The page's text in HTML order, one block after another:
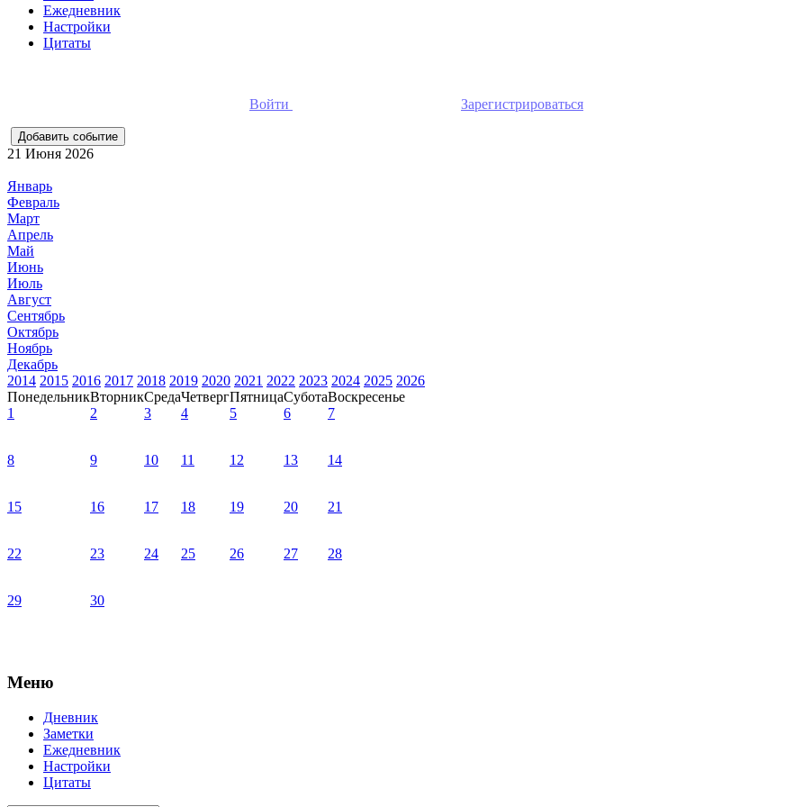
Ежедневник
Настройки
Цитаты
Войти
Зарегистрироваться
21 Июня 2026
Январь
Февраль
Март
Апрель
Май
Июнь
Июль
Август
Сентябрь
Октябрь
Ноябрь
Декабрь
2014 2015 2016 2017 2018 2019 2020 2021 2022 2023 2024 2025 2026
ПонедельникВторникСредаЧетвергПятницаСуботаВоскресенье
1
2 3 4 5 6 7
8 9 10 11 12 13 14
15 16 17 18 19 20 21
22 23 24 25 26 27 28
29 30
Меню
Дневник
Заметки
Ежедневник
Настройки
Цитаты